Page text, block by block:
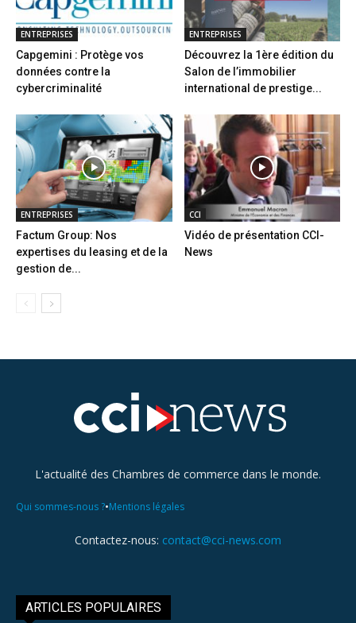
ENTREPRISES
Capgemini : Protège vos
données contre la
cybercriminalité
ENTREPRISES
Découvrez la 1ère édition du
Salon de l’immobilier
international de prestige...
ENTREPRISES
Factum Group: Nos
expertises du leasing et de la
gestion de...
CCI
Vidéo de présentation CCI-
News
L'actualité des Chambres de commerce dans le monde.
Qui sommes-nous ?•Mentions légales
Contactez-nous: contact@cci-news.com
ARTICLES POPULAIRES